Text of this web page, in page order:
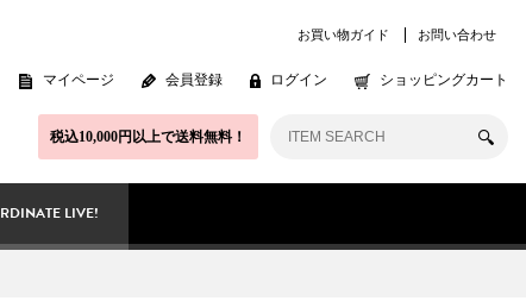
お買い物ガイド お問い合わせ
マイページ 会員登録 ログイン ショッピングカート
税込10,000円以上で送料無料！
LIVE!